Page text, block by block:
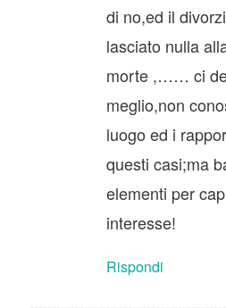
di no,ed il
lasciato nulla
morte ,…… ci
meglio,non
luogo ed i
questi casi;ma
elementi per
interesse!
Rispondi